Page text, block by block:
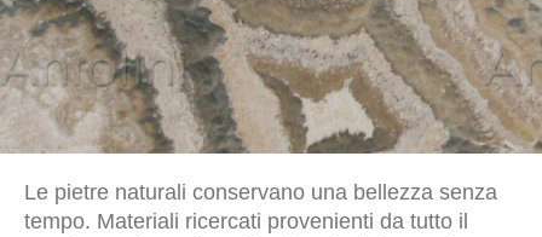
Le pietre naturali conservano una bellezza senza
tempo. Materiali ricercati provenienti da tutto il